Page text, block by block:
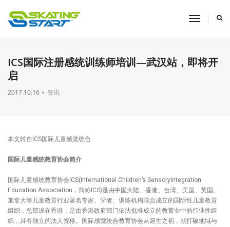
toggle
ICS国际注册感统训练师培训—武汉站，即将开
启
2017.10.16 资讯
​本文转自ICS国际儿童感觉统合
国际儿童感统教育协会简介
国际儿童感统教育协会ICS(International Children’s SensoryIntegration
Education Association，简称ICS)是由中国大陆、香港、台湾、美国、英国、
加拿大等儿童教育行业著名专家、学者、训练机构联合成立的国际性儿童教育
组织，总部设在香港，是由香港政府部门依法批准成立的教育业中的行业性组
织，具有独立的法人资格。国际感觉统合教育协会从诞生之初，就打破地域与